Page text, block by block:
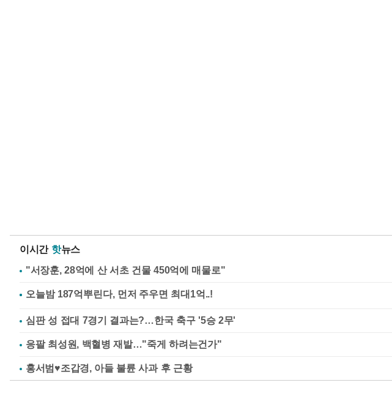
이시간 핫뉴스
"서장훈, 28억에 산 서초 건물 450억에 매물로"
심판 성 접대 7경기 결과는?…한국 축구 '5승 2무'
응팔 최성원, 백혈병 재발…"죽게 하려는건가"
홍서범♥조갑경, 아들 불륜 사과 후 근황